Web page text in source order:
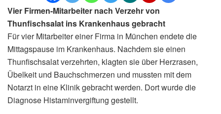
Vier Firmen-Mitarbeiter nach Verzehr von
Thunfischsalat ins Krankenhaus gebracht
Für vier Mitarbeiter einer Firma in München endete die
Mittagspause im Krankenhaus. Nachdem sie einen
Thunfischsalat verzehrten, klagten sie über Herzrasen,
Übelkeit und Bauchschmerzen und mussten mit dem
Notarzt in eine Klinik gebracht werden. Dort wurde die
Diagnose Histaminvergiftung gestellt.